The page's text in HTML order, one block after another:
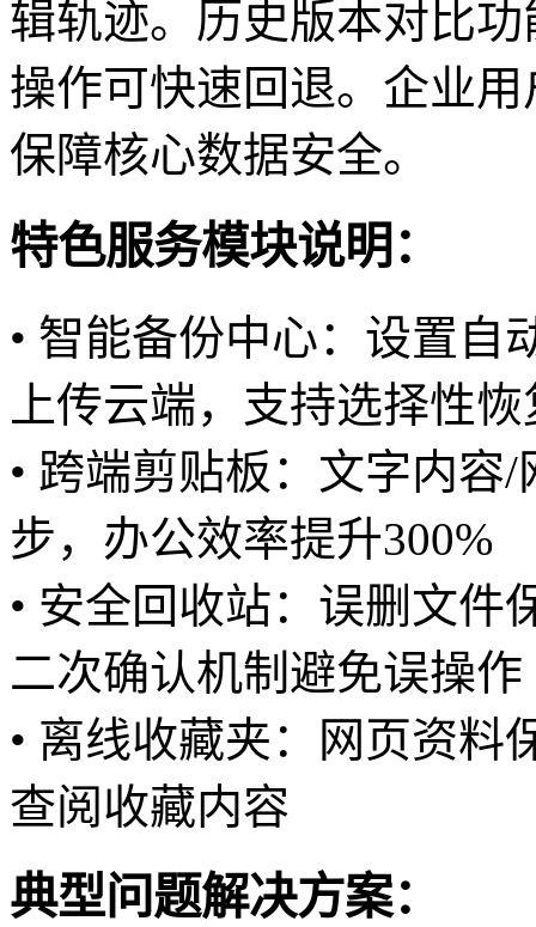
辑轨迹。历史版本对比
操作可快速回退。企业
保障核心数据安全。
特色服务模块说明：
• 智能备份中心：设置自
上传云端，支持选择性
• 跨端剪贴板：文字内容
步，办公效率提升300%
• 安全回收站：误删文件
二次确认机制避免误操作
• 离线收藏夹：网页资料
查阅收藏内容
典型问题解决方案：